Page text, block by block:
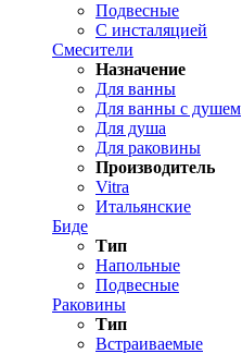
Подвесные
С инсталяцией
Смесители
Назначение
Для ванны
Для ванны с душем
Для душа
Для раковины
Производитель
Vitra
Итальянские
Биде
Тип
Напольные
Подвесные
Раковины
Тип
Встраиваемые